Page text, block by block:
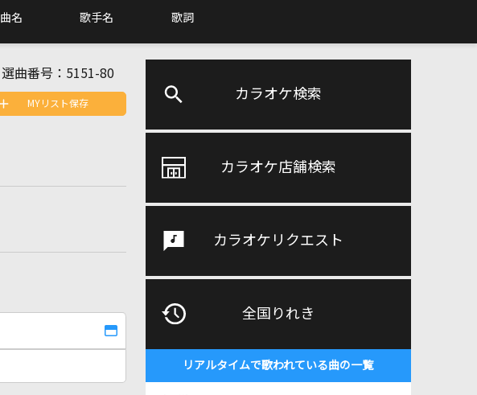
曲名 歌手名 歌詞
カラオケ検索
カラオケ店舗検索
カラオケリクエスト
全国りれき
リアルタイムで歌われている曲の一覧
選曲番号： 5151-80
MYリスト保存